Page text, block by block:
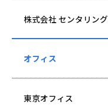
株式会社 センタリング
オフィス
東京オフィス